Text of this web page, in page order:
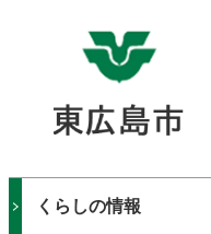
くらしの情報